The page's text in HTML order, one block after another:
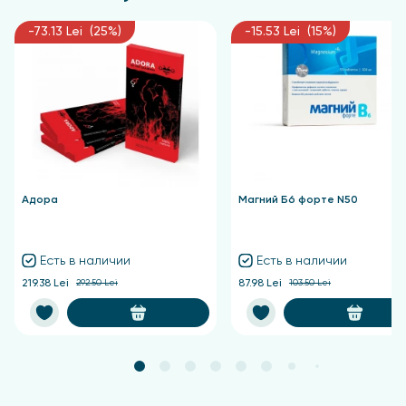
Область применения:
Текстура / Консистенция / Нанесение:
Жидкое
Без парабенов, Без красителей, Без парафинов /
минеральных масел, Без наночастиц, pH-
-73.13 Lei (25%)
Адора
Есть в наличии
219.38 Lei 292.50 Lei
-15.53 Lei (15%)
Магний Б6 форте N50
Есть в наличии
87.98 Lei 103.50 Lei